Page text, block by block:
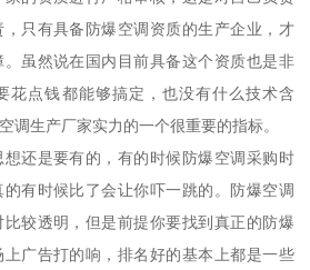
只有具备防爆空调资质的生产企业，才
虽然说在国内目前具备这个资质也是非
花点钱都能够搞定，也没有什么技术含
调生产厂家实力的一个很重要的指标。
还是要有的，有的时候防爆空调采购时
有时候比了会让你吓一跳的。防爆空调
较透明，但是前提你要找到真正的防爆
广告打的响，排名好的基本上都是一些